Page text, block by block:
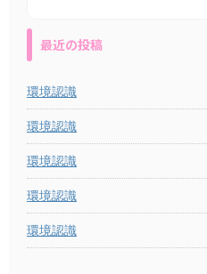
最近の投稿
環境認識
環境認識
環境認識
環境認識
環境認識